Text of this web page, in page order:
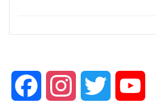
FacebookInstagramTwitter